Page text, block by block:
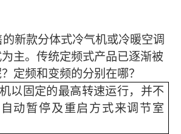
新款分体式冷气机或冷暖空调
主。传统定频式产品已逐渐被
定频和变频的分别在哪？
以固定的最高转速运行，并不
动暂停及重启方式来调节室